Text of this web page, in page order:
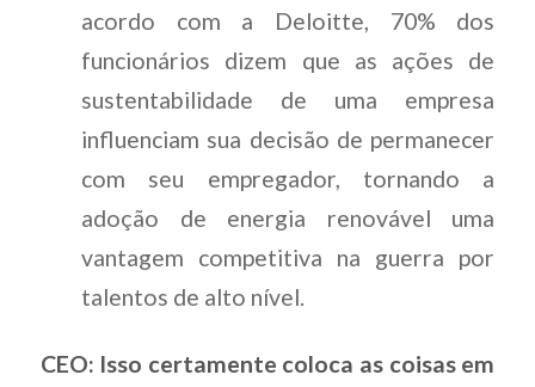
acordo com a Deloitte, 70% dos
funcionários dizem que as ações de
sustentabilidade de uma empresa
influenciam sua decisão de permanecer
com seu empregador, tornando a
adoção de energia renovável uma
vantagem competitiva na guerra por
talentos de alto nível.
CEO: Isso certamente coloca as coisas em